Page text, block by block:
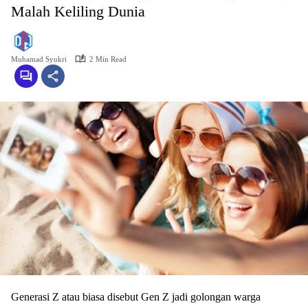
Malah Keliling Dunia
Muhamad Syukri
2 Min Read
A
P
2
3
0
2
3
Generasi Z atau biasa disebut Gen Z jadi golongan warga